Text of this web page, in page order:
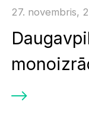
27. novembris,